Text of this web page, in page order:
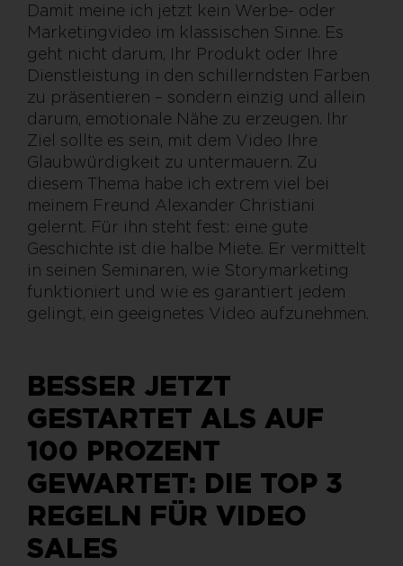
Damit meine ich jetzt kein Werbe- oder
Marketingvideo im klassischen Sinne. Es
geht nicht darum, Ihr Produkt oder Ihre
Dienstleistung in den schillerndsten Farben
zu präsentieren – sondern einzig und allein
darum, emotionale Nähe zu erzeugen. Ihr
Ziel sollte es sein, mit dem Video Ihre
Glaubwürdigkeit zu untermauern. Zu
diesem Thema habe ich extrem viel bei
meinem Freund Alexander Christiani
gelernt. Für ihn steht fest: eine gute
Geschichte ist die halbe Miete. Er vermittelt
in seinen Seminaren, wie Storymarketing
funktioniert und wie es garantiert jedem
gelingt, ein geeignetes Video aufzunehmen.
BESSER JETZT
GESTARTET ALS AUF
100 PROZENT
GEWARTET: DIE TOP 3
REGELN FÜR VIDEO
SALES